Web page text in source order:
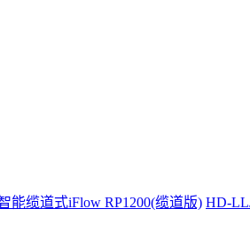
能缆道式iFlow RP1200(缆道版) HD-